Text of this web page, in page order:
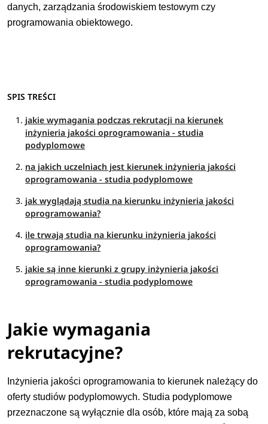
danych, zarządzania środowiskiem testowym czy
programowania obiektowego.
SPIS TREŚCI
jakie wymagania podczas rekrutacji na kierunek
inżynieria jakości oprogramowania - studia
podyplomowe
na jakich uczelniach jest kierunek inżynieria jakości
oprogramowania - studia podyplomowe
jak wyglądają studia na kierunku inżynieria jakości
oprogramowania?
ile trwają studia na kierunku inżynieria jakości
oprogramowania?
jakie są inne kierunki z grupy inżynieria jakości
oprogramowania - studia podyplomowe
Jakie wymagania
rekrutacyjne?
Inżynieria jakości oprogramowania to kierunek należący do
oferty studiów podyplomowych. Studia podyplomowe
przeznaczone są wyłącznie dla osób, które mają za sobą